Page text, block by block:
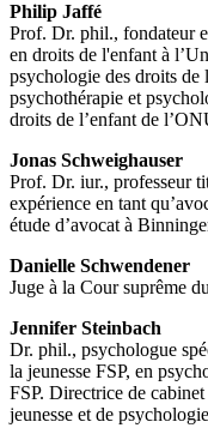
Philip Jaffé
Prof. Dr. phil., fondateur
en droits de l'enfant à
psychologie des droits de
psychothérapie et
droits de l’enfant de
Jonas Schweighauser
Prof. Dr. iur., professeur
expérience en tant
étude d’avocat à
Danielle Schwendener
Juge à la Cour suprême
Jennifer Steinbach
Dr. phil., psychologue
la jeunesse FSP, en
FSP. Directrice de
jeunesse et de